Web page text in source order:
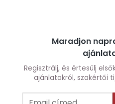
Maradjon
Regisztrálj, és értesülj
ajánlatokról, szakértői